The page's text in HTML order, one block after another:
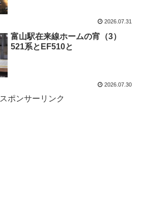
2026.07.31
富山駅在来線ホームの宵（3）
521系とEF510と
2026.07.30
スポンサーリンク